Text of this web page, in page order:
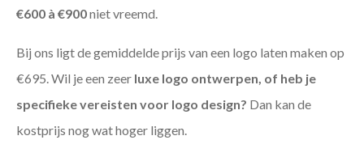
€600 à €900niet vreemd.
Bij ons ligt de gemiddelde prijs van een logo laten maken op
€695. Wil je een zeer luxe logo ontwerpen, of heb je
specifieke vereisten voor logo design? Dan kan de
kostprijs nog wat hoger liggen.